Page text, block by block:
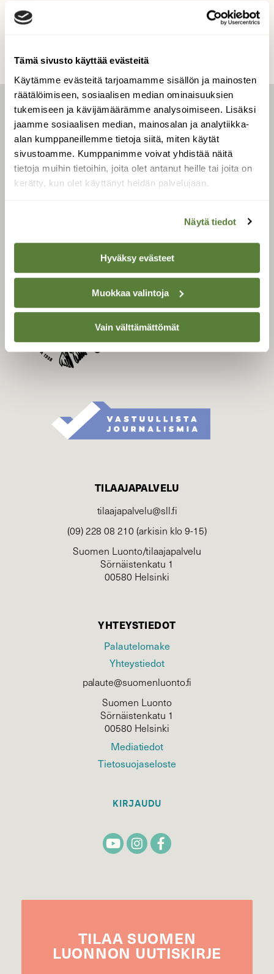
Tämä sivusto käyttää evästeitä
Käytämme evästeitä tarjoamamme sisällön ja mainosten
räätälöimiseen, sosiaalisen median ominaisuuksien
tukemiseen ja kävijämäärämme analysoimiseen. Lisäksi
jaamme sosiaalisen median, mainosalan ja analytiikka-
alan kumppaneillemme tietoja siitä, miten käytät
sivustoamme. Kumppanimme voivat yhdistää näitä
tietoja muihin tietoihin, joita olet antanut heille tai joita on
kerätty, kun olet käyttänyt heidän palvelujaan.
Näytä tiedot
Hyväksy evästeet
Muokkaa valintoja
Vain välttämättömät
LEHTI
Uusin lehti
Tilaa Suomen Luonto
Tilaa digilukuoikeus
Äänestä parasta juttua
SUOJELU­LIITTO
Suomen Luonto -lehden
kustantaja onSuomen
luonnonsuojelu­liitto
TILAAJAPALVELU
tilaajapalvelu@sll.fi
(09) 228 08 210 (arkisin klo 9-15)
Suomen Luonto/tilaajapalvelu
Sörnäistenkatu 1
00580 Helsinki
YHTEYSTIEDOT
Palautelomake
Yhteystiedot
palaute@suomenluonto.fi
Suomen Luonto
Sörnäistenkatu 1
00580 Helsinki
Mediatiedot
Tietosuojaseloste
KIRJAUDU
TILAA SUOMEN
LUONNON UUTIS­KIRJE